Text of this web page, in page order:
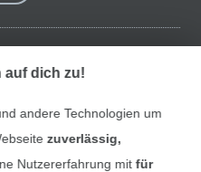
auf dich zu!
andere Technologien um
zuverlässig,
Nutzererfahrung mitfür